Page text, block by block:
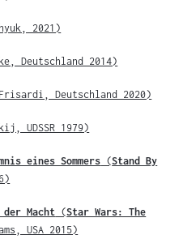
2021)
Deutschland 2014)
Deutschland 2020)
UDSSR 1979)
eines Sommers (Stand By
der Macht (Star Wars: The
USA 2015)